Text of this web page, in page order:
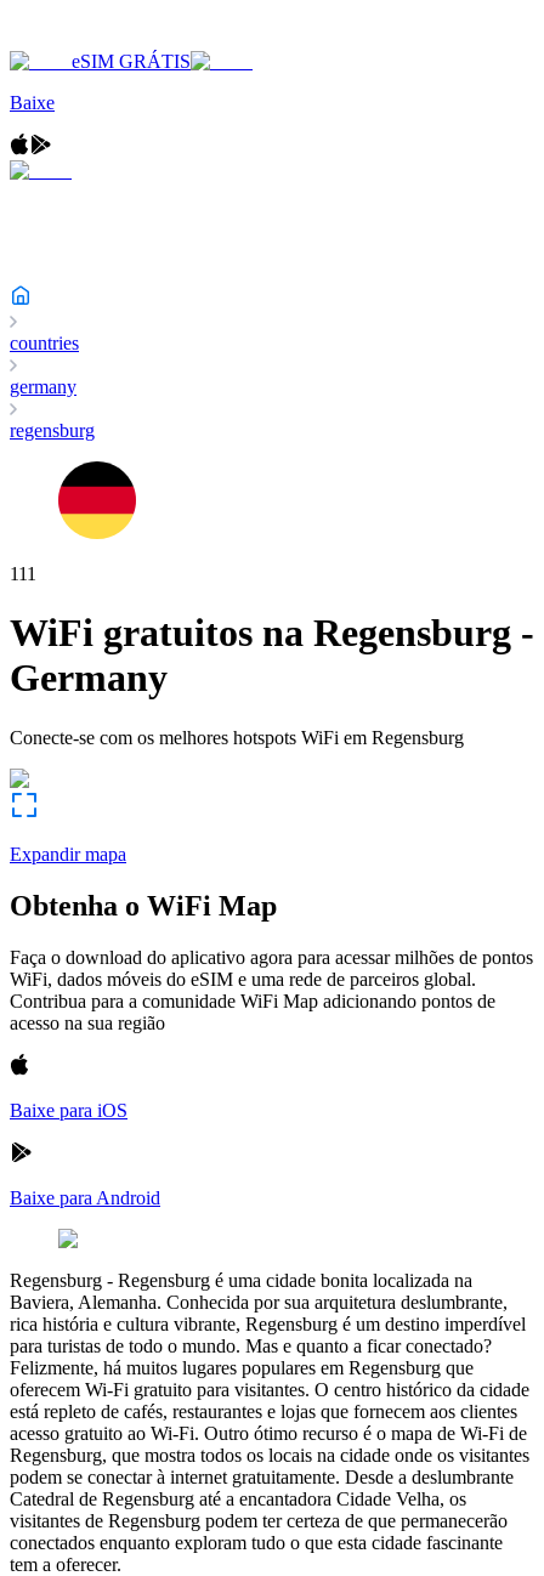
eSIM GRÁTIS
Baixe
countries
germany
regensburg
111
WiFi gratuitos na Regensburg -
Germany
Conecte-se com os melhores hotspots WiFi em Regensburg
Expandir mapa
Obtenha o WiFi Map
Faça o download do aplicativo agora para acessar milhões de pontos
WiFi, dados móveis do eSIM e uma rede de parceiros global.
Contribua para a comunidade WiFi Map adicionando pontos de
acesso na sua região
Baixe para iOS
Baixe para Android
Regensburg - Regensburg é uma cidade bonita localizada na
Baviera, Alemanha. Conhecida por sua arquitetura deslumbrante,
rica história e cultura vibrante, Regensburg é um destino imperdível
para turistas de todo o mundo. Mas e quanto a ficar conectado?
Felizmente, há muitos lugares populares em Regensburg que
oferecem Wi-Fi gratuito para visitantes. O centro histórico da cidade
está repleto de cafés, restaurantes e lojas que fornecem aos clientes
acesso gratuito ao Wi-Fi. Outro ótimo recurso é o mapa de Wi-Fi de
Regensburg, que mostra todos os locais na cidade onde os visitantes
podem se conectar à internet gratuitamente. Desde a deslumbrante
Catedral de Regensburg até a encantadora Cidade Velha, os
visitantes de Regensburg podem ter certeza de que permanecerão
conectados enquanto exploram tudo o que esta cidade fascinante
tem a oferecer.